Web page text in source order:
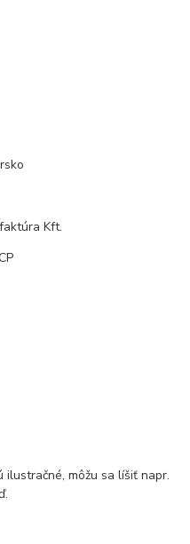
Kft.
ilustračné, môžu sa líšiť napr.